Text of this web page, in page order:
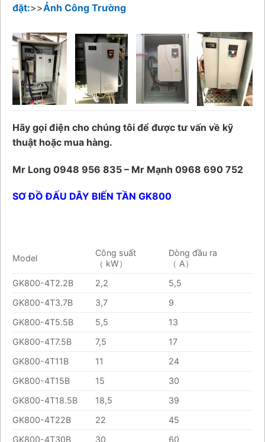
đặt:>>Ảnh Công Trường
Hãy gọi điện cho chúng tôi để được tư vấn về kỹ
thuật hoặc mua hàng.
Mr Long 0948 956 835 – Mr Mạnh 0968 690 752
SƠ ĐỒ ĐẤU DÂY BIẾN TẦN GK800
Model
Công suất
（ kW）
Dòng đầu ra
（ A）
GK800-4T2.2B
2,2
5,5
GK800-4T3.7B
3,7
9
GK800-4T5.5B
5,5
13
GK800-4T7.5B
7,5
17
GK800-4T11B
11
24
GK800-4T15B
15
30
GK800-4T18.5B
18,5
39
GK800-4T22B
22
45
GK800-4T30B
30 60